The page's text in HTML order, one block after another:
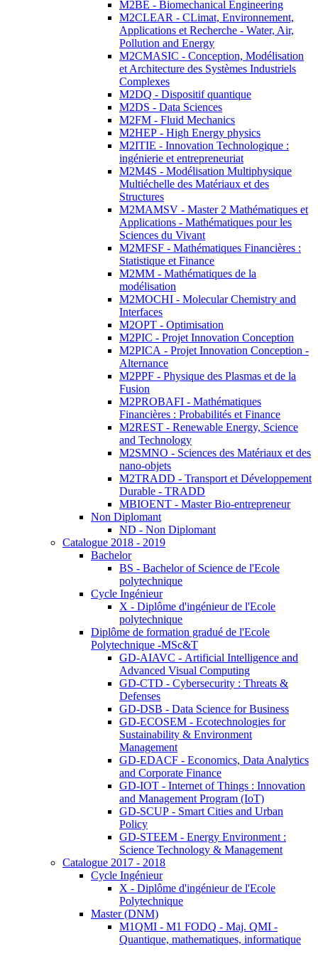
M2BE - Biomechanical Engineering
M2CLEAR - CLimat, Environnement,
Applications et Recherche - Water, Air,
Pollution and Energy
M2CMASIC - Conception, Modélisation
et Architecture des Systèmes Industriels
Complexes
M2DQ - Dispositif quantique
M2DS - Data Sciences
M2FM - Fluid Mechanics
M2HEP - High Energy physics
M2ITIE - Innovation Technologique :
ingénierie et entrepreneuriat
M2M4S - Modélisation Multiphysique
Multiéchelle des Matériaux et des
Structures
M2MAMSV - Master 2 Mathématiques et
Applications - Mathématiques pour les
Sciences du Vivant
M2MFSF - Mathématiques Financières :
Statistique et Finance
M2MM - Mathématiques de la
modélisation
M2MOCHI - Molecular Chemistry and
Interfaces
M2OPT - Optimisation
M2PIC - Projet Innovation Conception
M2PICA - Projet Innovation Conception -
Alternance
M2PPF - Physique des Plasmas et de la
Fusion
M2PROBAFI - Mathématiques
Financières : Probabilités et Finance
M2REST - Renewable Energy, Science
and Technology
M2SMNO - Sciences des Matériaux et des
nano-objets
M2TRADD - Transport et Développement
Durable - TRADD
MBIOENT - Master Bio-entrepreneur
Non Diplomant
ND - Non Diplomant
Catalogue 2018 - 2019
Bachelor
BS - Bachelor of Science de l'Ecole
polytechnique
Cycle Ingénieur
X - Diplôme d'ingénieur de l'Ecole
polytechnique
Diplôme de formation gradué de l'Ecole
Polytechnique -MSc&T
GD-AIAVC - Artificial Intelligence and
Advanced Visual Computing
GD-CTD - Cybersecurity : Threats &
Defenses
GD-DSB - Data Science for Business
GD-ECOSEM - Ecotechnologies for
Sustainability & Environment
Management
GD-EDACF - Economics, Data Analytics
and Corporate Finance
GD-IOT - Internet of Things : Innovation
and Management Program (IoT)
GD-SCUP - Smart Cities and Urban
Policy
GD-STEEM - Energy Environment :
Science Technology & Management
Catalogue 2017 - 2018
Cycle Ingénieur
X - Diplôme d'ingénieur de l'Ecole
Polytechnique
Master (DNM)
M1QMI - M1 FODQ - Maj. QMI -
Quantique, mathematiques, informatique